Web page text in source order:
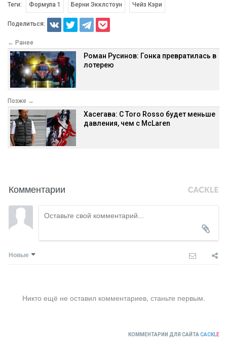
Теги: Формула 1 Берни Экклстоун Чейз Кэри
Поделиться:
← Ранее
Роман Русинов: Гонка превратилась в
лотерею
Позже →
Хасегава: С Toro Rosso будет меньше
давления, чем с McLaren
Комментарии
Новые
Никто ещё не оставил комментариев, станьте первым.
КОММЕНТАРИИ ДЛЯ САЙТА CACKLE